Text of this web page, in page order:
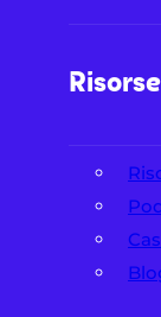
Risorse